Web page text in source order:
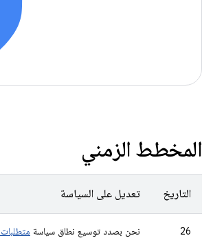
المخطط الزمني
التاريخ تعديل على السياسة
‫26
نحن بصدد توسيع نطاق سياسة